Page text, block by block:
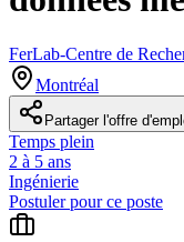
FerLab-Centre de
Montréal
Partager l'offre
Temps plein
2 à 5 ans
Ingénierie
Postuler pour ce poste